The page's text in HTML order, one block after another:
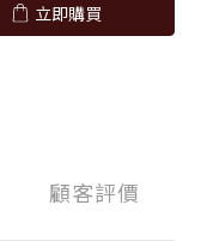
立即購買
顧客評價